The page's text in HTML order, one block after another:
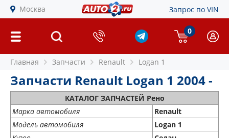
Москва Запрос по VIN
0
Главная Запчасти Renault Logan 1
Запчасти Renault Logan 1 2004 -
КАТАЛОГ ЗАПЧАСТЕЙ Рено
Марка автомобиля
Renault
Модель автомобиля
Logan 1